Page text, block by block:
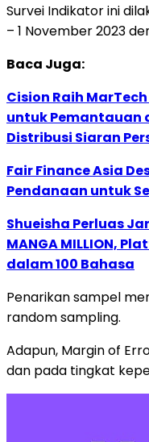
Survei Indikator ini
– 1 November 2023
Baca Juga:
Cision Raih
untuk Pemantauan
Distribusi Siaran
Fair Finance Asia
Pendanaan untuk
Shueisha Perluas
MANGA MILLION,
dalam 100 Bahasa
Penarikan sampel
random sampling.
Adapun, Margin of
dan pada tingkat